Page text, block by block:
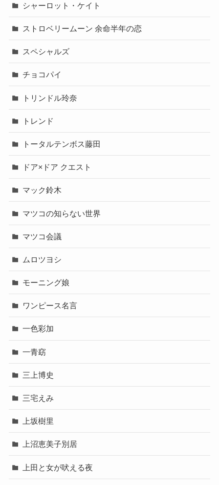
シャーロット・ケイト
ストロベリームーン 余命半年の恋
スペシャルズ
チョコパイ
トリンドル玲奈
トレンド
トータルテンボス藤田
ドア×ドア クエスト
マック鈴木
マツコの知らない世界
マツコ会議
ムロツヨシ
モーニング娘
ワンピース名言
一色彩加
一青窈
三上博史
三宅えみ
上坂樹里
上沼恵美子別居
上田と女が吠える夜